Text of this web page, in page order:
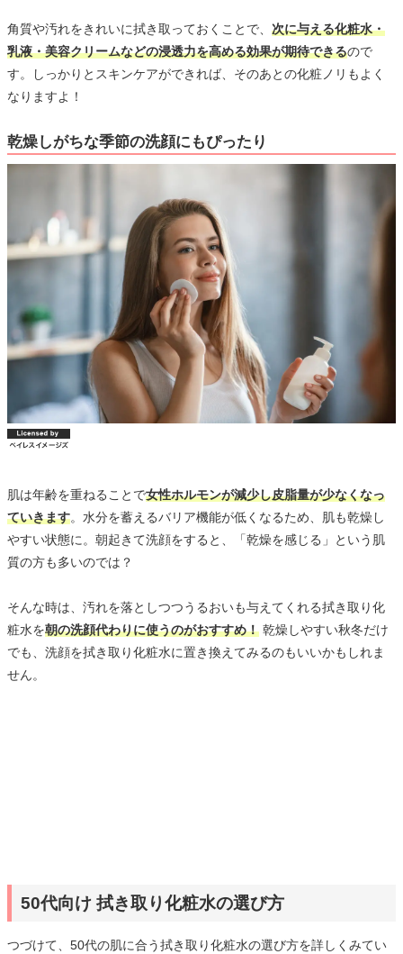
角質や汚れをきれいに拭き取っておくことで、 次に与える化粧水・
乳液・美容クリームなどの浸透力を高める効果が期待できるので
す。しっかりとスキンケアができれば、そのあとの化粧ノリもよく
なりますよ！
乾燥しがちな季節の洗顔にもぴったり
肌は年齢を重ねることで女性ホルモンが減少し皮脂量が少なくなっ
ていきます。水分を蓄えるバリア機能が低くなるため、肌も乾燥し
やすい状態に。朝起きて洗顔をすると、「乾燥を感じる」という肌
質の方も多いのでは？
そんな時は、汚れを落としつつうるおいも与えてくれる拭き取り化
粧水を朝の洗顔代わりに使うのがおすすめ！ 乾燥しやすい秋冬だけ
でも、洗顔を拭き取り化粧水に置き換えてみるのもいいかもしれま
せん。
50代向け 拭き取り化粧水の選び方
つづけて、50代の肌に合う拭き取り化粧水の選び方を詳しくみてい